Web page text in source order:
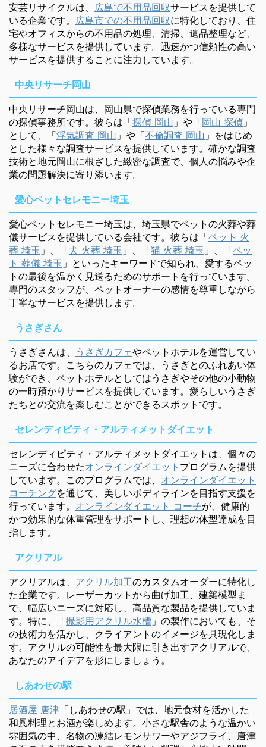
安芸リサイクルは、 広島で不用品回収サービスを提供して
いる企業です。 広島市での不用品回収に特化しており、住
宅やオフィスからの不用品の処理、清掃、遺品整理など、
多様なサービスを提供しています。迅速かつ信頼性の高い
サービスを提供することに注力しています。
中央リサーチ岡山
中央リサーチ岡山は、岡山県で探偵業務を行っている専門
の探偵事務所です。彼らは「探偵 岡山 」や「岡山 探偵 」
として、「浮気調査 岡山 」や「不倫調査 岡山 」をはじめ
とした様々な調査サービスを提供しています。確かな調査
技術と地元岡山に根ざした緻密な調査で、個人の悩みや企
業の問題解決に寄り添います。
愛心ペットセレモニー埼玉
愛心ペットセレモニー埼玉は、埼玉県でペットの火葬や葬
儀サービスを提供している会社です。彼らは「ペット 火
葬 埼玉 」、「犬 火葬 埼玉 」、「猫 火葬 埼玉 」、「ペッ
ト 葬儀 埼玉 」といったキーワードで知られ、愛するペッ
トの最後を温かく見送るためのサポートを行っています。
専門のスタッフが、ペットオーナーの感情を尊重しながら
丁寧なサービスを提供します。
うさぎさん
うさぎさんは、 うさぎカフェやペットホテルを運営してい
るお店です。こちらのカフェでは、うさぎとのふれあい体
験ができ、ペットホテルとしてはうさぎやその他の小動物
の一時預かりサービスを提供しています。愛らしいうさぎ
たちとの交流を楽しむことができるスポットです。
セレンディピティ・アルティメットダイエット
セレンディピティ・アルティメットダイエットは、個々の
ニーズに合わせたオンラインダイエット プログラムを提供
しています。このプログラムでは、 オンラインダイエット
コーチングを通じて、美しいボディラインを目指す支援を
行っています。 オンラインダイエット コーチが、健康的
かつ効果的な体重管理をサポートし、理想の体型達成を目
指します。
アクリアル
アクリアルは、 アクリル加工のカスタムオーダーに特化し
た企業です。レーザーカットから曲げ加工、建築模型ま
で、幅広いニーズに対応し、高品質な製品を提供していま
す。特に、「撮影用アクリル水槽 」の製作においても、そ
の技術力を活かし、クライアントのイメージを具現化しま
す。アクリルの可能性を最大限に引き出すアクリアルで、
あなたのアイデアを形にしましょう。
しあわせの駅
居酒屋 唐津 「しあわせの駅」では、地元食材を活かした
和風料理とお酒が楽しめます。小さな駅舎のような温かい
雰囲気の中、名物の凍結レモンサワーやアジフライ、唐津